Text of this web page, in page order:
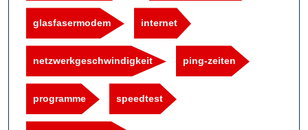
glasfasermodem internet
netzwerkgeschwindigkeit ping-zeiten
programme speedtest